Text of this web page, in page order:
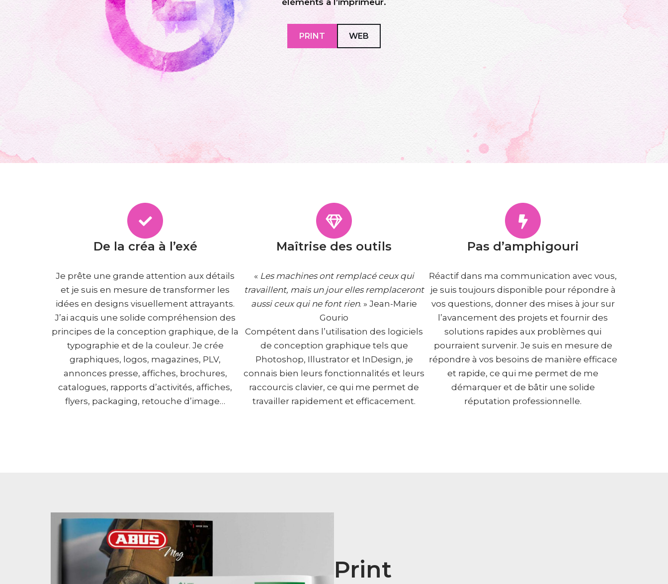
PRINT WEB
De la créa à l’exé
Je prête une grande attention aux détails
et je suis en mesure de transformer les
idées en designs visuellement attrayants.
J’ai acquis une solide compréhension des
principes de la conception graphique, de la
typographie et de la couleur. Je crée
graphiques, logos, magazines, PLV,
annonces presse, affiches, brochures,
catalogues, rapports d’activités, affiches,
flyers, packaging, retouche d’image…
Maîtrise des outils
« Les machines ont remplacé ceux qui
travaillent, mais un jour elles remplaceront
aussi ceux qui ne font rien. » Jean-Marie
Gourio
Compétent dans l’utilisation des logiciels
de conception graphique tels que
Photoshop, Illustrator et InDesign, je
connais bien leurs fonctionnalités et leurs
raccourcis clavier, ce qui me permet de
travailler rapidement et efficacement.
Pas d’amphigouri
Réactif dans ma communication avec vous,
je suis toujours disponible pour répondre à
vos questions, donner des mises à jour sur
l’avancement des projets et fournir des
solutions rapides aux problèmes qui
pourraient survenir. Je suis en mesure de
répondre à vos besoins de manière efficace
et rapide, ce qui me permet de me
démarquer et de bâtir une solide
réputation professionnelle.
Print